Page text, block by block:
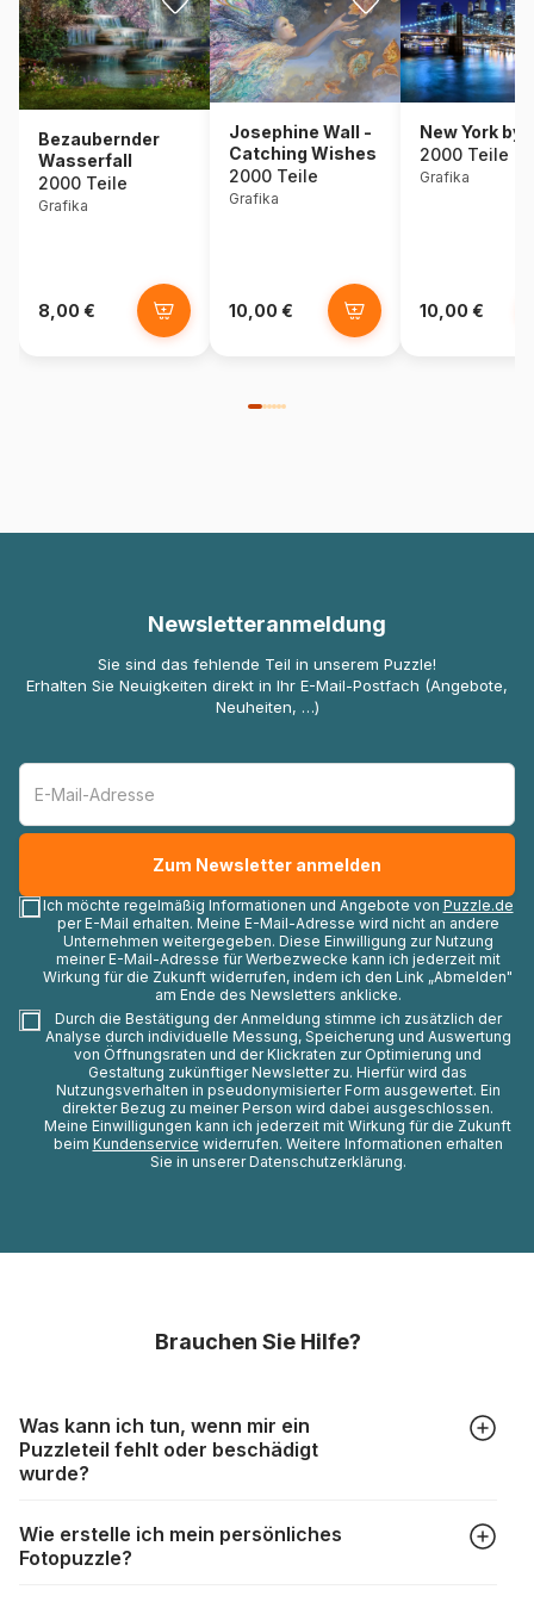
Bezaubernder
Wasserfall
2000 Teile
Grafika
8,00 €
Josephine Wall -
Catching Wishes
2000 Teile
Grafika
10,00 €
New York by
2000 Teile
Grafika
10,00 €
Newsletteranmeldung
Sie sind das fehlende Teil in unserem Puzzle!
Erhalten Sie Neuigkeiten direkt in Ihr E-Mail-Postfach (Angebote,
Neuheiten, …)
Ich möchte regelmäßig Informationen und Angebote von Puzzle.de
per E-Mail erhalten. Meine E-Mail-Adresse wird nicht an andere
Unternehmen weitergegeben. Diese Einwilligung zur Nutzung
meiner E-Mail-Adresse für Werbezwecke kann ich jederzeit mit
Wirkung für die Zukunft widerrufen, indem ich den Link „Abmelden"
am Ende des Newsletters anklicke.
Durch die Bestätigung der Anmeldung stimme ich zusätzlich der
Analyse durch individuelle Messung, Speicherung und Auswertung
von Öffnungsraten und der Klickraten zur Optimierung und
Gestaltung zukünftiger Newsletter zu. Hierfür wird das
Nutzungsverhalten in pseudonymisierter Form ausgewertet. Ein
direkter Bezug zu meiner Person wird dabei ausgeschlossen.
Meine Einwilligungen kann ich jederzeit mit Wirkung für die Zukunft
beim Kundenservice widerrufen. Weitere Informationen erhalten
Sie in unserer Datenschutzerklärung.
Brauchen Sie Hilfe?
Was kann ich tun, wenn mir ein
Puzzleteil fehlt oder beschädigt
wurde?
aber trotzdem kann es vorkommen, dass Teile beschädigt
werden oder verloren gehen. Mit solchen Fällen gehen
Wie erstelle ich mein persönliches
Fotopuzzle?